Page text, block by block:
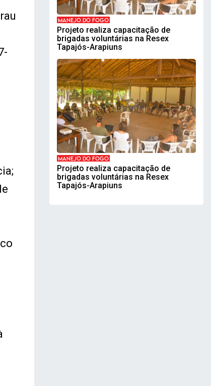
MANEJO DO FOGO
Projeto realiza capacitação de
brigadas voluntárias na Resex
Tapajós-Arapiuns
MANEJO DO FOGO
Projeto realiza capacitação de
brigadas voluntárias na Resex
Tapajós-Arapiuns